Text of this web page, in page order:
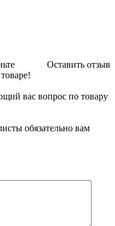
Оставить отзыв
вас вопрос по товару
обязательно вам